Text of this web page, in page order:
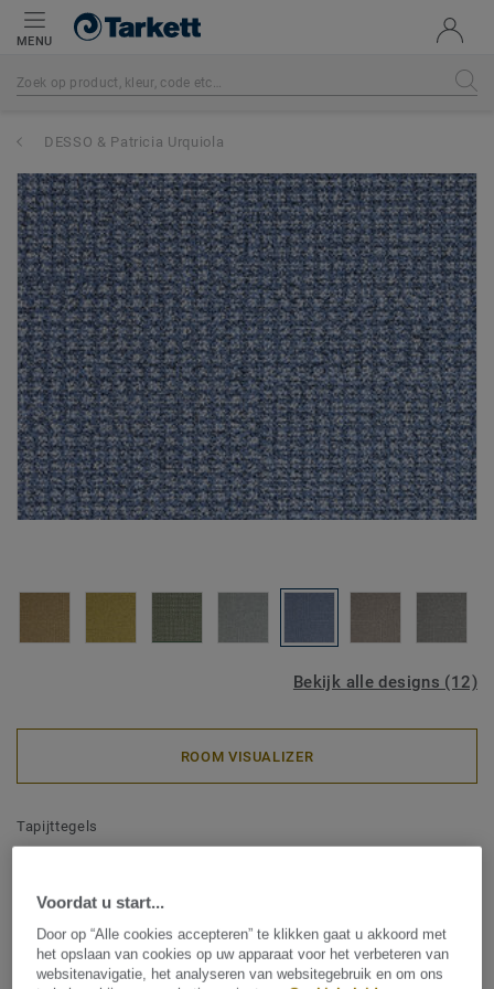
MENU
DESSO & Patricia Urquiola
Bekijk alle designs (12)
ROOM VISUALIZER
Tapijttegels
Desso Urquiola AD03 8423 B8
50x50
Voordat u start...
Door op “Alle cookies accepteren” te klikken gaat u akkoord met
het opslaan van cookies op uw apparaat voor het verbeteren van
websitenavigatie, het analyseren van websitegebruik en om ons